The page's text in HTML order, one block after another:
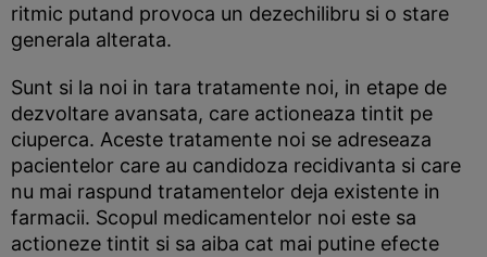
ritmic putand provoca un dezechilibru si o stare
generala alterata.
Sunt si la noi in tara tratamente noi, in etape de
dezvoltare avansata, care actioneaza tintit pe
ciuperca. Aceste tratamente noi se adreseaza
pacientelor care au candidoza recidivanta si care
nu mai raspund tratamentelor deja existente in
farmacii. Scopul medicamentelor noi este sa
actioneze tintit si sa aiba cat mai putine efecte